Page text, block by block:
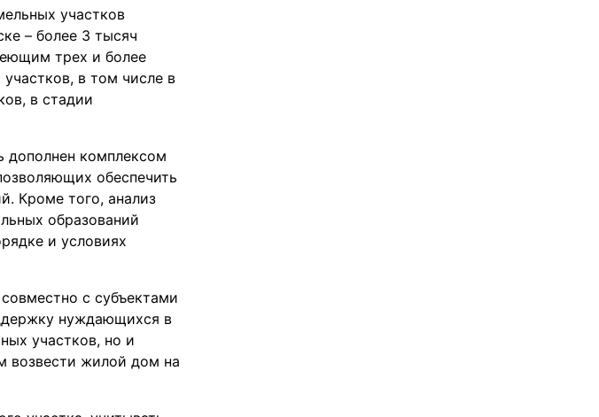
участков
– более 3 тысяч
трех и более
в том числе в
в стадии
дополнен комплексом
обеспечить
Кроме того, анализ
образований
и условиях
с субъектами
нуждающихся в
участков, но и
возвести жилой дом на